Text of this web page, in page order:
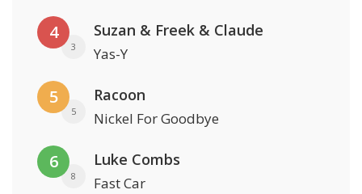
4
3
Suzan & Freek & Claude
Yas-Y
5
5
Racoon
Nickel For Goodbye
6
8
Luke Combs
Fast Car